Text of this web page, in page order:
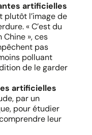
artificielles
plutôt l’image de
« C’est du
Chine », ces
pas
polluant
de le garder
artificielles
par un
pour étudier
leur